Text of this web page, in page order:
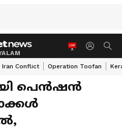
Iran Conflict Operation Toofan
പെൻഷൻ